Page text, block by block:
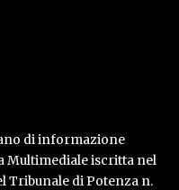
di informazione
Multimediale iscritta nel
Tribunale di Potenza n.